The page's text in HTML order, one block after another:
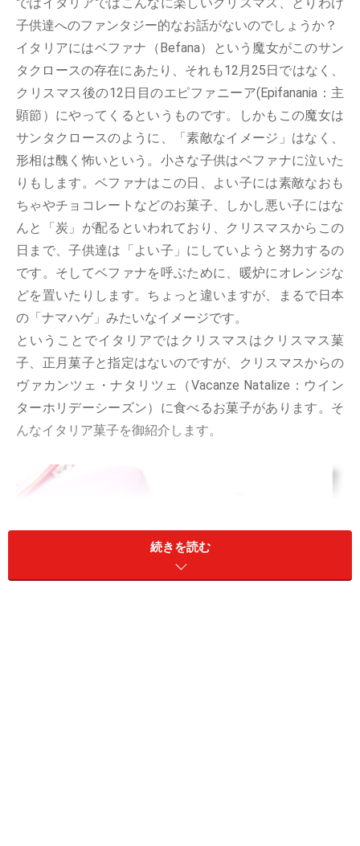
子供達へのファンタジー的なお話がないのでしょうか？
イタリアにはベファナ（Befana）という魔女がこのサン
タクロースの存在にあたり、それも12月25日ではなく、
クリスマス後の12日目のエピファニーア(Epifanania：主
顕節）にやってくるというものです。しかもこの魔女は
サンタクロースのように、「素敵なイメージ」はなく、
形相は醜く怖いという。小さな子供はベファナに泣いた
りもします。ベファナはこの日、よい子には素敵なおも
ちゃやチョコレートなどのお菓子、しかし悪い子にはな
んと「炭」が配るといわれており、クリスマスからこの
日まで、子供達は「よい子」にしていようと努力するの
です。そしてベファナを呼ぶために、暖炉にオレンジな
どを置いたりします。ちょっと違いますが、まるで日本
の「ナマハゲ」みたいなイメージです。
ということでイタリアではクリスマスはクリスマス菓
子、正月菓子と指定はないのですが、クリスマスからの
ヴァカンツェ・ナタリツェ（Vacanze Natalize：ウイン
ターホリデーシーズン）に食べるお菓子があります。そ
んなイタリア菓子を御紹介します。
続きを読む